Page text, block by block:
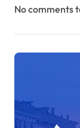
No comments